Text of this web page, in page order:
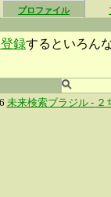
プロファイル
録するといろん
未来検索ブラジル - ２